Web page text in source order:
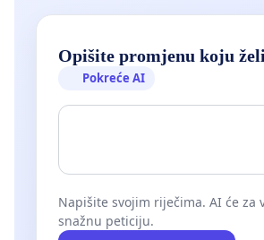
Opišite promjenu koju
Pokreće AI
Napišite svojim riječima. AI će za
snažnu peticiju.